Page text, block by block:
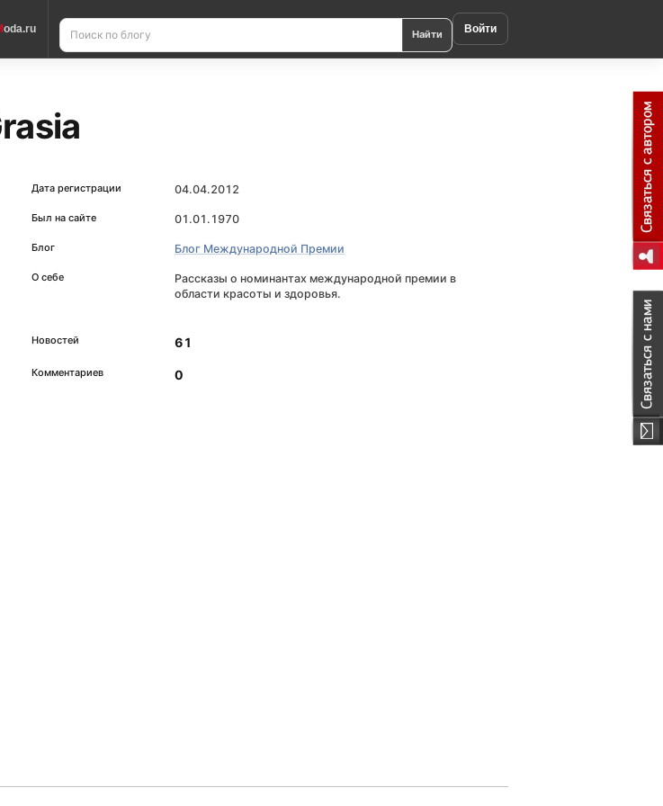
oda.ru Найти Войти
Дата регистрации 04.04.2012
Был на сайте 01.01.1970
Блог Блог Международной Премии
О себе
Рассказы о номинантах международной премии в
области красоты и здоровья.
Новостей 61
Комментариев 0